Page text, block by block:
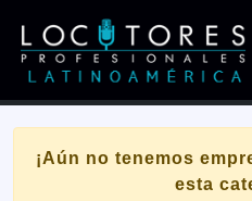
¡Aún no tenemos
esta